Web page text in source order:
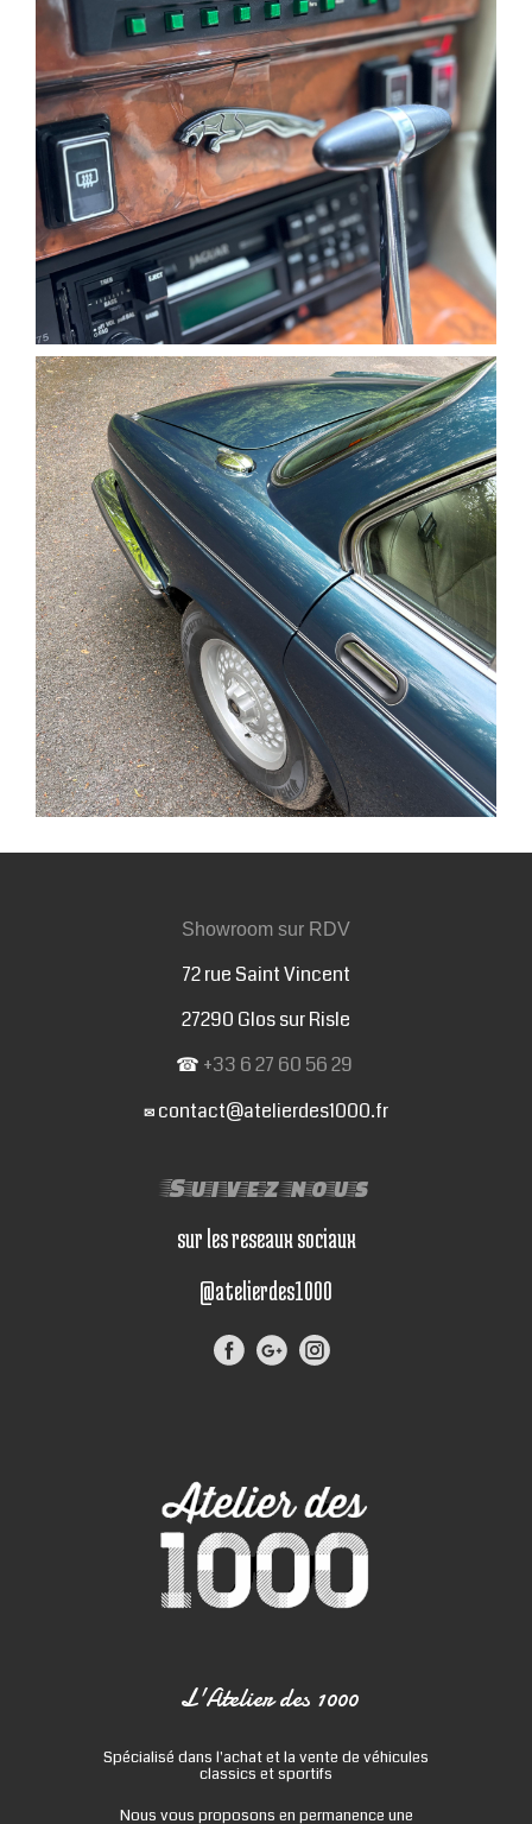
Showroom sur RDV
72 rue Saint Vincent
27290 Glos sur Risle
☎ +33 6 27 60 56 29
✉ contact@atelierdes1000.fr
Suivez nous
sur les reseaux sociaux
@atelierdes1000
L'Atelier des 1000
Spécialisé dans l'achat et la vente de véhicules
classics et sportifs
Nous vous proposons en permanence une